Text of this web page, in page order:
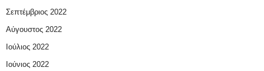
Σεπτέμβριος 2022
Αύγουστος 2022
Ιούλιος 2022
Ιούνιος 2022